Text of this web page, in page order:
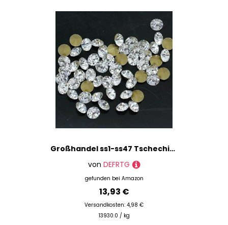
Großhandel ss1-ss47 Tschechische kristallklare spitze Rückseite Runde Strass Perlen Steine Glitter Perlen für Schmuck Nagelherstellung DIY-144p ss6 2mm
von DEFRTG
gefunden bei Amazon
13,93 €
Versandkosten: 4,98 €
13930.0 / kg